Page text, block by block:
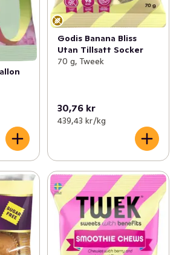
Godis Banana Bliss
Utan Tillsatt Socker
70 g, Tweek
30,76 kr
439,43 kr /kg